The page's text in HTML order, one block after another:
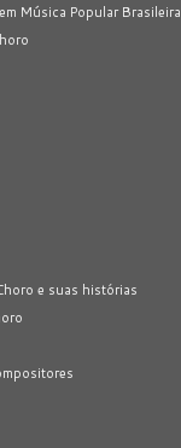
Música Popular Brasileira
e suas histórias